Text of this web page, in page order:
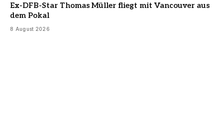
Ex-DFB-Star Thomas Müller fliegt mit Vancouver aus
dem Pokal
8 August 2026